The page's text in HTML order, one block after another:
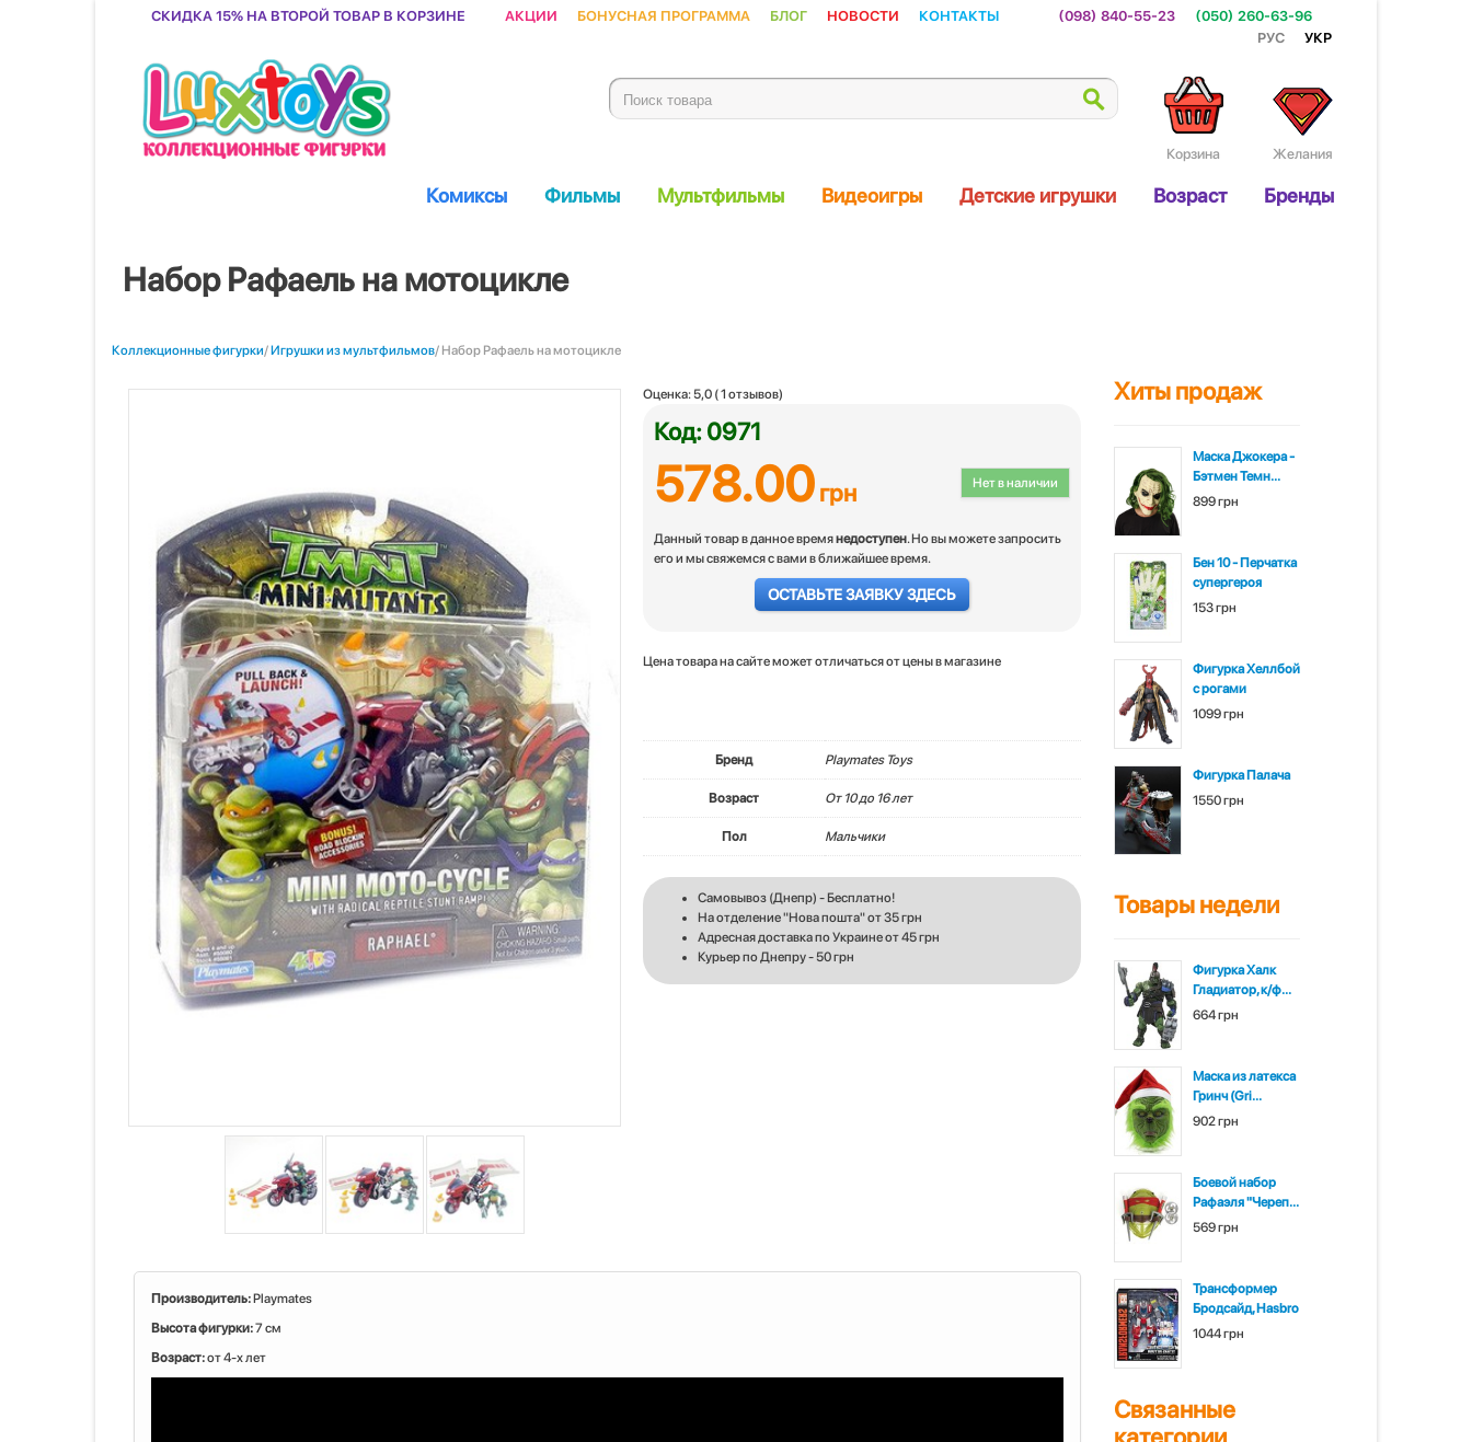
Скидка 15% на второй товар в корзине Акции Бонусная программа Блог Новости Контакты (098) 840-55-23
(050) 260-63-96
Рус
Укр
Желания
Корзина
Комиксы Фильмы Мультфильмы Видеоигры Детские игрушки Возраст Бренды
Набор Рафаель на мотоцикле
Коллекционные фигурки/Игрушки из мультфильмов/ Набор Рафаель на мотоцикле
Оценка: 5,0 (1 отзывов)
Код: 0971
Нет в наличии
578.00грн
Данный товар в данное времянедоступен. Но вы можете запросить
его и мы свяжемся с вами в ближайшее время.
ОСТАВЬТЕ ЗАЯВКУ ЗДЕСЬ
Цена товара на сайте может отличаться от цены в магазине
Бренд Playmates Toys
Возраст От 10 до 16 лет
Пол Мальчики
Самовывоз (Днепр) - Бесплатно!
На отделение "Нова пошта" от 35 грн
Адресная доставка по Украине от 45 грн
Курьер по Днепру - 50 грн
Производитель:Playmates
Высота фигурки:7 см
Возраст:от 4-х лет
Хиты продаж
Маска Джокера -
Бэтмен Темн...
899 грн
Бен 10 - Перчатка
супергероя
153 грн
Фигурка Хеллбой
с рогами
1099 грн
Фигурка Палача
1550 грн
Товары недели
Фигурка Халк
Гладиатор, к/ф...
664 грн
Маска из латекса
Гринч (Gri...
902 грн
Боевой набор
Рафаэля "Череп...
569 грн
Трансформер
Бродсайд, Hasbro
1044 грн
Связанные